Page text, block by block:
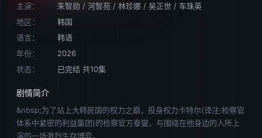
主演：
朱智勋 / 河智苑 / 林珍娜 / 吴正世 / 车珠英
地区：
韩国
语言：
韩语
年份：
2026
状态：
已完结 共10集
剧情简介
&nbsp;为了站上大韩民国的权力之巅，投身权力卡特尔(译注:检察官
体系中紧密的利益集团)的检察官方泰燮，与围绕在他身边的人所上
演的一场激烈生存博弈。